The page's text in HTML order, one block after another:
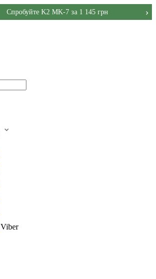
Спробуйте K2 MK-7 за 1 145 грн ›
Viber